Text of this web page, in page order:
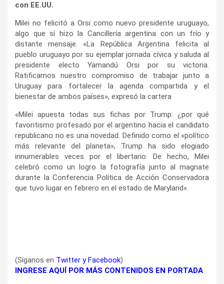
con EE.UU.
Milei no felicitó a Orsi como nuevo presidente uruguayo,
algo que sí hizo la Cancillería argentina con un frío y
distante mensaje. «La República Argentina felicita al
pueblo uruguayo por su ejemplar jornada cívica y saluda al
presidente electo Yamandú Orsi por su victoria.
Ratificamos nuestro compromiso de trabajar junto a
Uruguay para fortalecer la agenda compartida y el
bienestar de ambos países», expresó la cartera
«Milei apuesta todas sus fichas por Trump: ¿por qué
favoritismo profesado por el argentino hacia el candidato
republicano no es una novedad. Definido como el «político
más relevante del planeta», Trump ha sido elogiado
innumerables veces por el libertario. De hecho, Milei
celebró como un logro la fotografía junto al magnate
durante la Conferencia Política de Acción Conservadora
que tuvo lugar en febrero en el estado de Maryland».
(Síganos en Twitter yFacebook)
INGRESE AQUÍ POR MÁS CONTENIDOS EN PORTADA